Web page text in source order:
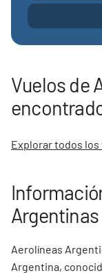
Vuelos de
Explorar todos los
Argentinas
Aerolíneas
Argentina,